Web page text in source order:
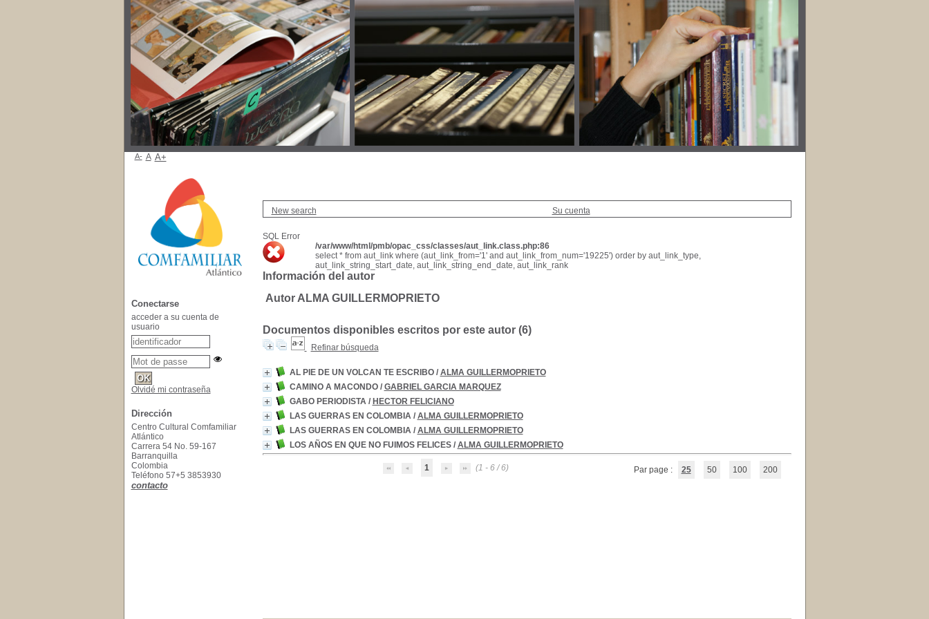
New search Su cuenta
SQL Error
/var/www/html/pmb/opac_css/classes/aut_link.class.php:86
select * from aut_link where (aut_link_from='1' and aut_link_from_num='19225') order by aut_link_type,
aut_link_string_start_date, aut_link_string_end_date, aut_link_rank
Información del autor
Autor ALMA GUILLERMOPRIETO
Documentos disponibles escritos por este autor (6)
Refinar búsqueda
AL PIE DE UN VOLCAN TE ESCRIBO/ ALMA GUILLERMOPRIETO
CAMINO A MACONDO/ GABRIEL GARCIA MARQUEZ
GABO PERIODISTA/ HECTOR FELICIANO
LAS GUERRAS EN COLOMBIA/ ALMA GUILLERMOPRIETO
LAS GUERRAS EN COLOMBIA/ ALMA GUILLERMOPRIETO
LOS AÑOS EN QUE NO FUIMOS FELICES/ ALMA GUILLERMOPRIETO
1 (1 - 6 / 6) Par page : 25 50 100 200
A- A A+
Conectarse
acceder a su cuenta de
usuario
Olvidé mi contraseña
Dirección
Centro Cultural Comfamiliar
Atlántico
Carrera 54 No. 59-167
Barranquilla
Colombia
Teléfono 57+5 3853930
contacto